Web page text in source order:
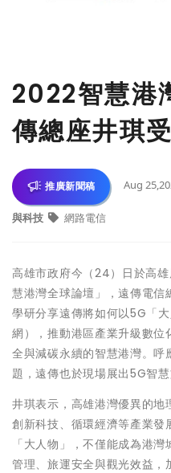
2022智慧
傳總座井琪
推廣新聞稿 Aug
與科技 網路電信
高雄市政府今（24）日於高
慧港灣全球論壇」，遠傳電
學研分享遠傳將如何以5G「
網），推動港區產業升級數
全與減碳永續的智慧港灣。
題，遠傳也於現場展出5G智慧
井琪表示，高雄港灣優異的
創新科技、循環經濟等產業
「大人物」，不僅能成為港
管理、旅運安全與觀光效益，